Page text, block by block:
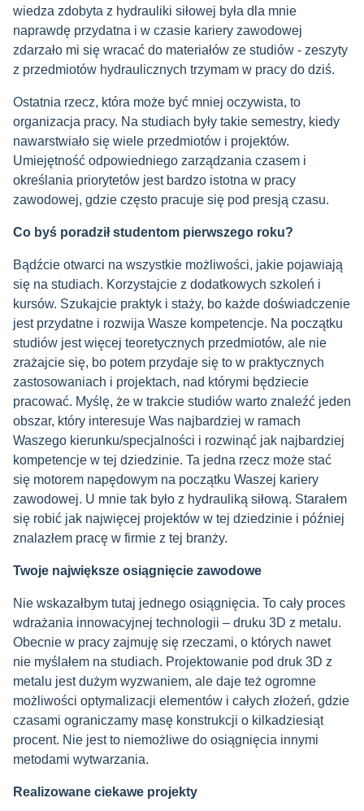
wiedza zdobyta z hydrauliki siłowej była dla mnie
naprawdę przydatna i w czasie kariery zawodowej
zdarzało mi się wracać do materiałów ze studiów - zeszyty
z przedmiotów hydraulicznych trzymam w pracy do dziś.
Ostatnia rzecz, która może być mniej oczywista, to
organizacja pracy. Na studiach były takie semestry, kiedy
nawarstwiało się wiele przedmiotów i projektów.
Umiejętność odpowiedniego zarządzania czasem i
określania priorytetów jest bardzo istotna w pracy
zawodowej, gdzie często pracuje się pod presją czasu.
Co byś poradził studentom pierwszego roku?
Bądźcie otwarci na wszystkie możliwości, jakie pojawiają
się na studiach. Korzystajcie z dodatkowych szkoleń i
kursów. Szukajcie praktyk i staży, bo każde doświadczenie
jest przydatne i rozwija Wasze kompetencje. Na początku
studiów jest więcej teoretycznych przedmiotów, ale nie
zrażajcie się, bo potem przydaje się to w praktycznych
zastosowaniach i projektach, nad którymi będziecie
pracować. Myślę, że w trakcie studiów warto znaleźć jeden
obszar, który interesuje Was najbardziej w ramach
Waszego kierunku/specjalności i rozwinąć jak najbardziej
kompetencje w tej dziedzinie. Ta jedna rzecz może stać
się motorem napędowym na początku Waszej kariery
zawodowej. U mnie tak było z hydrauliką siłową. Starałem
się robić jak najwięcej projektów w tej dziedzinie i później
znalazłem pracę w firmie z tej branży.
Twoje największe osiągnięcie zawodowe
Nie wskazałbym tutaj jednego osiągnięcia. To cały proces
wdrażania innowacyjnej technologii – druku 3D z metalu.
Obecnie w pracy zajmuję się rzeczami, o których nawet
nie myślałem na studiach. Projektowanie pod druk 3D z
metalu jest dużym wyzwaniem, ale daje też ogromne
możliwości optymalizacji elementów i całych złożeń, gdzie
czasami ograniczamy masę konstrukcji o kilkadziesiąt
procent. Nie jest to niemożliwe do osiągnięcia innymi
metodami wytwarzania.
Realizowane ciekawe projekty